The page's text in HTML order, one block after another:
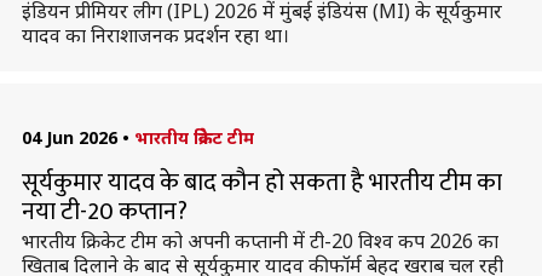
इंडियन प्रीमियर लीग (IPL) 2026 में मुंबई इंडियंस (MI) के सूर्यकुमार
यादव का निराशाजनक प्रदर्शन रहा था।
04 Jun 2026 • भारतीय क्रिकेट टीम
सूर्यकुमार यादव के बाद कौन हो सकता है भारतीय टीम का
नया टी-20 कप्तान?
भारतीय क्रिकेट टीम को अपनी कप्तानी में टी-20 विश्व कप 2026 का
खिताब दिलाने के बाद से सूर्यकुमार यादव की फॉर्म बेहद खराब चल रही